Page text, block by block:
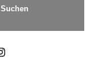
Suchen